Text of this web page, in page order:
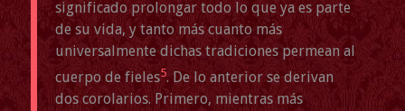
significado prolongar todo lo que ya es parte
de su vida, y tanto más cuanto más
universalmente dichas tradiciones permean al
cuerpo de fieles5. De lo anterior se derivan
dos corolarios. Primero, mientras más